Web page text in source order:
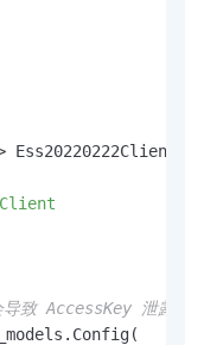
致 AccessKey 泄露，